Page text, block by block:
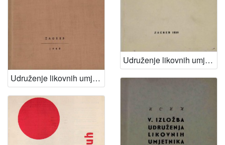
Udruženje likovnih umjetnika Hrvatske - četvrta izložba
Udruženje likovnih umjetnika Hrvatske - Šesta izložba